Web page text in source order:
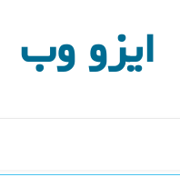
ایزو وب